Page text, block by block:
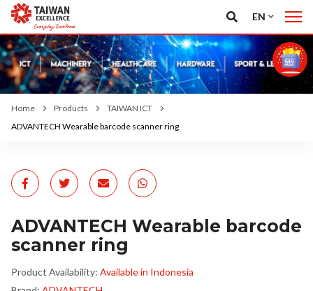
EN
Home Products
TAIWAN ICT
ADVANTECH Wearable barcode scanner ring
ADVANTECH Wearable barcode
scanner ring
Product Availability: Available in Indonesia